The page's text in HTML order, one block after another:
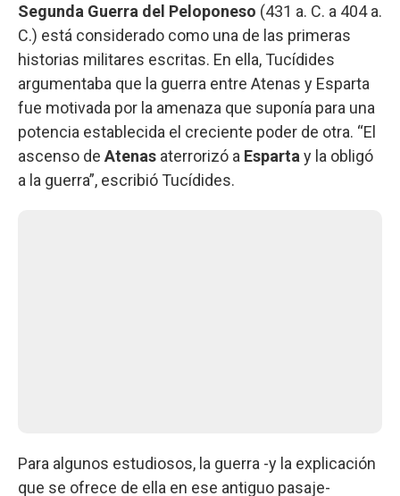
Segunda Guerra del Peloponeso (431 a. C. a 404 a.
C.) está considerado como una de las primeras
historias militares escritas. En ella, Tucídides
argumentaba que la guerra entre Atenas y Esparta
fue motivada por la amenaza que suponía para una
potencia establecida el creciente poder de otra. “El
ascenso de Atenas aterrorizó a Esparta y la obligó
a la guerra”, escribió Tucídides.
Para algunos estudiosos, la guerra -y la explicación
que se ofrece de ella en ese antiguo pasaje-